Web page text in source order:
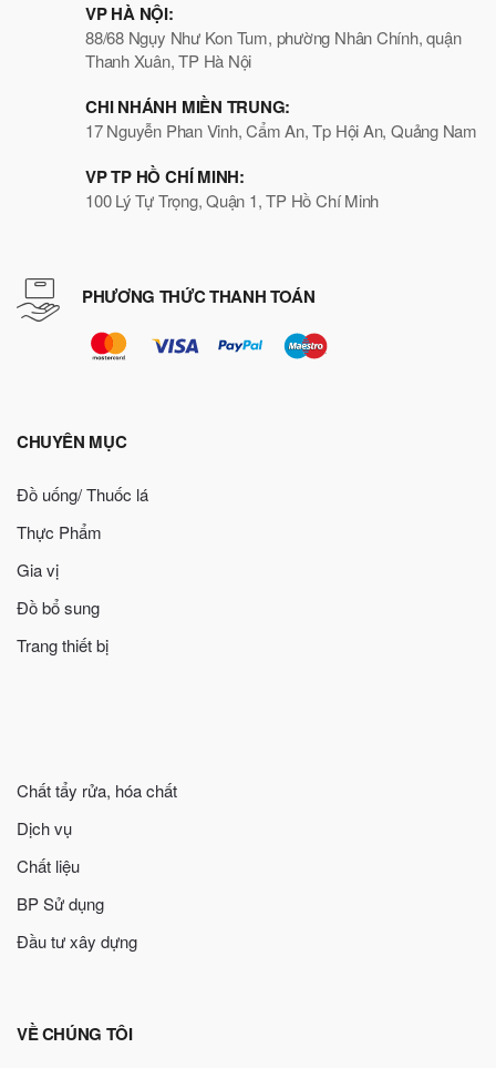
VP HÀ NỘI:
88/68 Ngụy Như Kon Tum, phường Nhân Chính, quận
Thanh Xuân, TP Hà Nội
CHI NHÁNH MIỀN TRUNG:
17 Nguyễn Phan Vinh, Cẩm An, Tp Hội An, Quảng Nam
VP TP HỒ CHÍ MINH:
100 Lý Tự Trọng, Quận 1, TP Hồ Chí Minh
PHƯƠNG THỨC THANH TOÁN
CHUYÊN MỤC
Đồ uống/ Thuốc lá
Thực Phẩm
Gia vị
Đồ bổ sung
Trang thiết bị
Chất tẩy rửa, hóa chất
Dịch vụ
Chất liệu
BP Sử dụng
Đầu tư xây dựng
VỀ CHÚNG TÔI